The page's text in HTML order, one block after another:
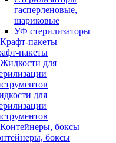
гасперленовые,
шариковые
УФ стерилизаторы
пакеты
для
боксы